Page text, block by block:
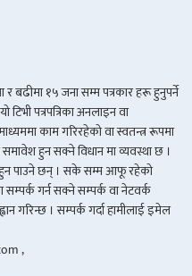
बढीमा १५ जना सम्म पत्रकार हरू हुनुपर्ने
टिभी पत्रपत्रिका अनलाइन वा
काम गरिरहेको वा स्वतन्त्र रूपमा
हुन सक्ने विधान मा व्यवस्था छ ।
हुन पाउने छन् । सके सम्म आफू रहेको
गर्न सक्ने सम्पर्क वा नेटवर्क
गरिन्छ । सम्पर्क गर्दा हामीलाई इमेल
,